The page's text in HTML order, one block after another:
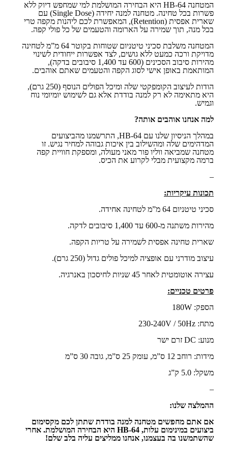
המטחנה HB-64 היא הבחירה המושלמת למי שמחפש דיוק ללא
פשרות בכל טחינה. מטחנה למנה יחידה (Single Dose) עם
שארית אפסית (Retention), המאפשרת לכם ליהנות מקפה טרי
בכל מנה, תוך שמירה על הארומה והטעמים של כל פולי קפה.
המטחנה משלבת סכיני טיטניום שטוחות בקוטר 64 מ”מ לטחינה
מדויקת ורכה כמעט ללא גושים, לצד אפשרות ייחודית לשינוי
מהירות סיבוב הסכינים (600 עד 1,400 סיבובים בדקה),
המותאמת באופן אישי לסוג הקפה והטעמים שאתם אוהבים.
הודות לעיצוב הקומפקטי שלה ומיכל הפולים הנוסף (250 גרם),
היא מתאימה לא רק למנה בודדת אלא גם לשימוש יומיומי נוח
וגמיש.
למה אנחנו אוהבים אותה?
במהלך הניסיון שלנו עם HB-64, התרשמנו מהביצועים
המדהימים שלה ומהשילוב בין איכות גבוהה למחיר נגיש. זו
מטחנה שמביאה ווליו פור מאני מעולה, ומספקת חוויית קפה
ברמה מקצועית מבלי לקרוע את הכיס.
–
תכונות עיקריות:
סכיני טיטניום 64 מ”מ לטחינה אחידה.
מהירות משתנה מ-600 עד 1,400 סיבובים לדקה.
שארית טחינה אפסית לשמירה על טריות הקפה.
עיצוב מודרני עם אופציה למיכל פולים גדול (250 גרם).
עצירה אוטומטית לאחר 45 שניות לחיסכון באנרגיה.
פרטים טכניים:
הספק: 180W
מתח: 230-240V / 50Hz
מנוע: DC זרם ישר
מידות: רוחב 12 ס”מ, עומק 25 ס”מ, גובה 30 ס”מ
משקל: 5.0 ק”ג
–
ההמלצה שלנו:
אם אתם מחפשים מטחנה למנה בודדת שתתן לכם מקסימום
ביצועים במינימום עלות, HB-64 היא הבחירה המושלמת. אחרי
שהשתמשנו בה בעצמנו, אנחנו ממליצים עליה בלב שלם!